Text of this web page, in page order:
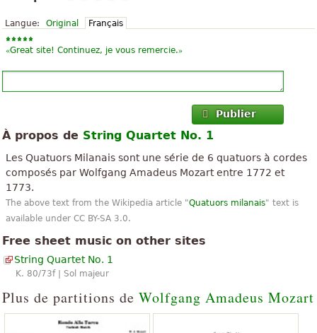
Langue: Original Français
«Great site! Continuez, je vous remercie.»
Publier
À propos de String Quartet No. 1
Les Quatuors Milanais sont une série de 6 quatuors à cordes
composés par Wolfgang Amadeus Mozart entre 1772 et
1773.
The above text from the Wikipedia article "Quatuors milanais" text is
available under CC BY-SA 3.0.
Free sheet music on other sites
String Quartet No. 1
K. 80/73f | Sol majeur
Plus de partitions de Wolfgang Amadeus Mozart